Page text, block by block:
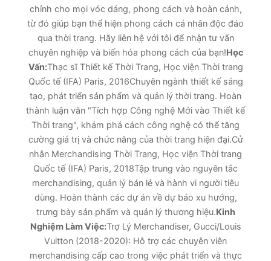
chỉnh cho mọi vóc dáng, phong cách và hoàn cảnh,
từ đó giúp bạn thể hiện phong cách cá nhân độc đáo
qua thời trang. Hãy liên hệ với tôi để nhận tư vấn
chuyên nghiệp và biến hóa phong cách của bạn!Học
Vấn:Thạc sĩ Thiết kế Thời Trang, Học viện Thời trang
Quốc tế (IFA) Paris, 2016Chuyên ngành thiết kế sáng
tạo, phát triển sản phẩm và quản lý thời trang. Hoàn
thành luận văn "Tích hợp Công nghệ Mới vào Thiết kế
Thời trang", khám phá cách công nghệ có thể tăng
cường giá trị và chức năng của thời trang hiện đại.Cử
nhân Merchandising Thời Trang, Học viện Thời trang
Quốc tế (IFA) Paris, 2018Tập trung vào nguyên tắc
merchandising, quản lý bán lẻ và hành vi người tiêu
dùng. Hoàn thành các dự án về dự báo xu hướng,
trưng bày sản phẩm và quản lý thương hiệu.Kinh
Nghiệm Làm Việc:Trợ Lý Merchandiser, Gucci/Louis
Vuitton (2018-2020): Hỗ trợ các chuyên viên
merchandising cấp cao trong việc phát triển và thực